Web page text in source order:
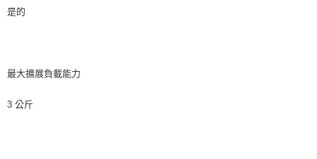
是的
最大擴展負載能力
3 公斤